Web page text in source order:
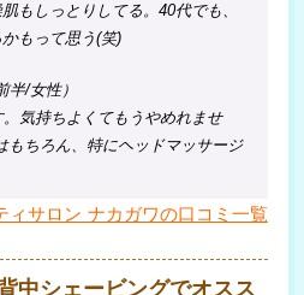
もしっとりしてる。40代でも、
もって思う(笑)
半/女性）
気持ちよくてもうやめれませ
もちろん、特にヘッドマッサージ
ィサロン ナカガワの口コミ一覧
中シェービングでオスス